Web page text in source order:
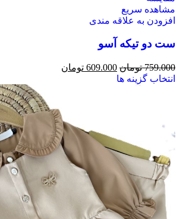
مشاهده سریع
افزودن به علاقه مندی
ست دو تیکه آسو
759.000 تومان 609.000 تومان
انتخاب گزینه ها